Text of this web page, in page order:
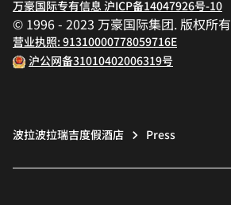
万豪国际专有信息 沪ICP备14047926号-10
© 1996 - 2023 万豪国际集团. 版权所有
营业执照: 91310000778059716E
沪公网备31010402006319号
波拉波拉瑞吉度假酒店 Press